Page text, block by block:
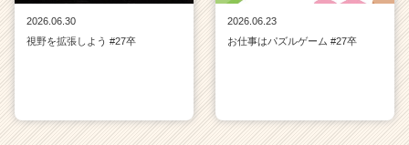
2026.06.30
視野を拡張しよう #27卒
2026.06.23
お仕事はパズルゲーム #27卒